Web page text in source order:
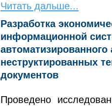
Читать дальше...
Разработка
информационной
автоматизированного
неструктированных
документов
Проведено